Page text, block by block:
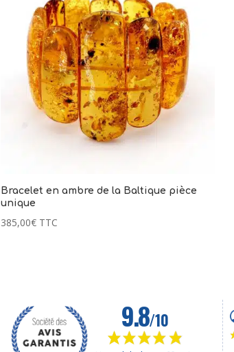
Bracelet en ambre de la Baltique pièce
unique
385,00€ TTC